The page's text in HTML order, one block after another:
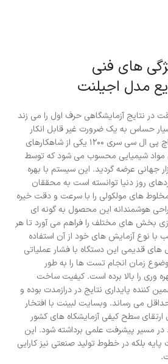
های فنی
مدل اجیلنت
در نتایج آزمایشگاهی حرف اول را می زند
بسیار حساس به یک ضرورت غیر قابل انکار
تبدیل شده است. دستگاه اچ پی ال سی سری ۱۲۰۰ یکی از شاهکارهای
مواد شیمیایی محسوب می شود که توسط
جهانی عرضه گردید. این سیستم با بهره
روز دنیا توانسته است به محققان
های مولکولی را با سرعت و دقت خیره
هوشمندانه این محصول به گونه ای
بخش های مختلف را فراهم می آورد تا هر
با نوع آزمایش های خود از آن استفاده
های قدیمی این دستگاه با فشار عملیاتی
زمان انجام تست ها را به طور
وری را بالا برده است. کیفیت ساخت
کننده پایداری نتایج در درازمدت بوده و
می رساند. وبسایت لبینت با افتخار
ارتقای سطح کیفی آزمایشکاه های کشور
در مسیر پیشرفت علمی برداشته شود. این
بلکه در خطوط تولید صنعتی نیز کارایی